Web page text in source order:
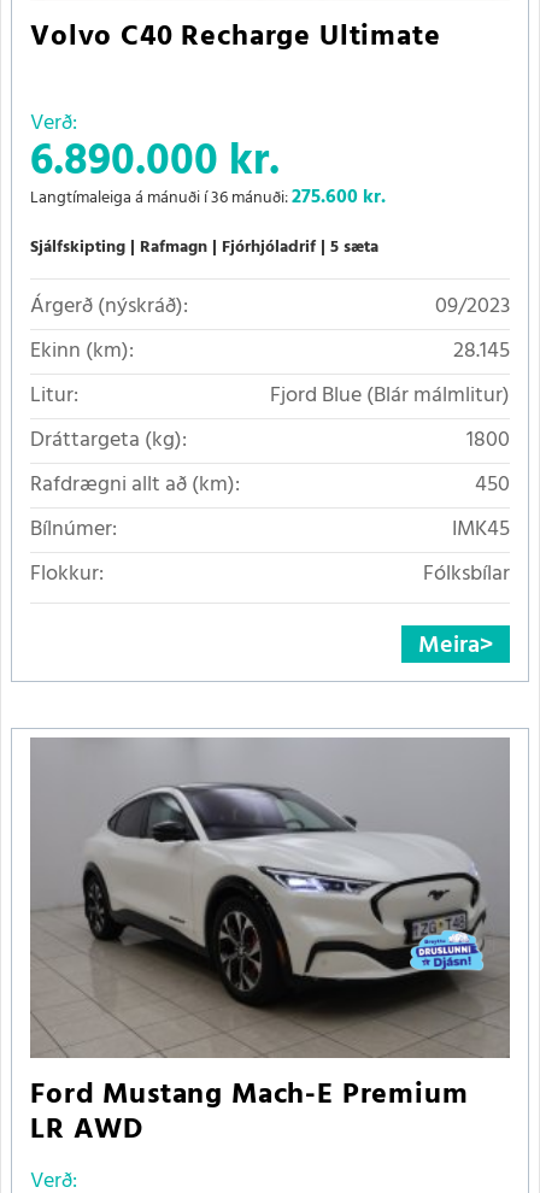
Volvo C40 Recharge Ultimate
Verð:
6.890.000 kr.
Langtímaleiga á mánuði í 36 mánuði:275.600kr.
Sjálfskipting Rafmagn Fjórhjóladrif 5 sæta
Árgerð (nýskráð):
09/2023
Ekinn (km):
28.145
Litur:
Fjord Blue (Blár málmlitur)
Dráttargeta (kg):
1800
Rafdrægni allt að (km):
450
Bílnúmer:
IMK45
Flokkur:
Fólksbílar
Meira
Ford Mustang Mach-E Premium
LR AWD
Verð: